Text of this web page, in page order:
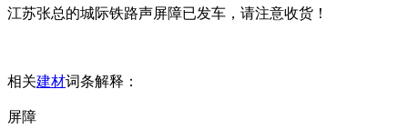
江苏张总的城际铁路声屏障已发车，请注意收货！
相关建材词条解释：
屏障